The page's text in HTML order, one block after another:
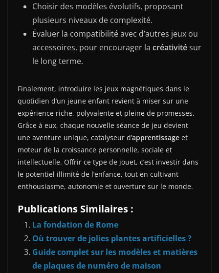
Choisir des modèles évolutifs, proposant
plusieurs niveaux de complexité.
Évaluer la compatibilité avec d’autres jeux ou
accessoires, pour encourager la créativitésur
le long terme.
Finalement, introduire les jeux magnétiques dans le
quotidien d’un jeune enfant revient à miser sur une
expérience riche, polyvalente et pleine de promesses.
Grâce à eux, chaque nouvelle séance de jeu devient
une aventure unique, catalyseur d’apprentissage et
moteur de la croissance personnelle, sociale et
intellectuelle. Offrir ce type de jouet, c’est investir dans
le potentiel illimité de l’enfance, tout en cultivant
enthousiasme, autonomie et ouverture sur le monde.
Publications Similaires :
La fondation de Rome
Où trouver de jolies plantes artificielles ?
Guide complet sur les modèles et matières
de plaques de numéro de maison